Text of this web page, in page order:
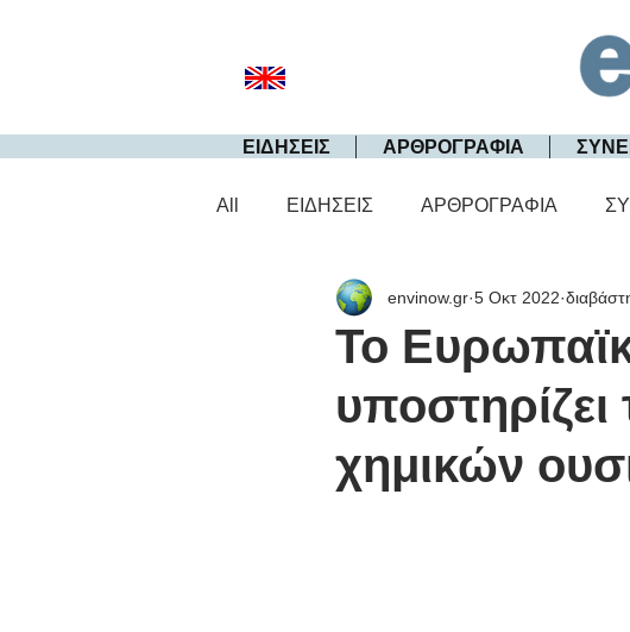
ΕΙΔΗΣΕΙΣ ΑΡΘΡΟΓΡΑΦΙΑ
All ΕΙΔΗΣΕΙΣ ΑΡΘΡΟΓΡΑΦΙΑ
Το
χημικών
envinow.gr 5 Οκτ 2022